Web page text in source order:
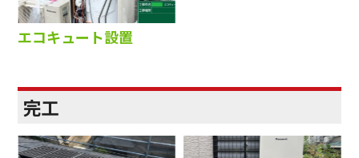
エコキュート設置
完工